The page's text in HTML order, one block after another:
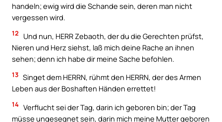
handeln; ewig wird die Schande sein, deren man nicht
vergessen wird.
12
Und nun, HERR Zebaoth, der du die Gerechten prüfst,
Nieren und Herz siehst, laß mich deine Rache an ihnen
sehen; denn ich habe dir meine Sache befohlen.
13 Singet dem HERRN, rühmt den HERRN, der des Armen
Leben aus der Boshaften Händen errettet!
14 Verflucht sei der Tag, darin ich geboren bin; der Tag
müsse ungesegnet sein, darin mich meine Mutter geboren